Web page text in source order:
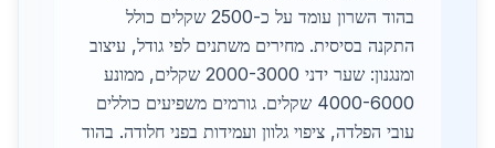
בהוד השרון עומד על כ-2500 שקלים כולל
התקנה בסיסית. מחירים משתנים לפי גודל, עיצוב
ומנגנון: שער ידני 2000-3000 שקלים, ממונע
4000-6000 שקלים. גורמים משפיעים כוללים
עובי הפלדה, ציפוי גלוון ועמידות בפני חלודה. בהוד